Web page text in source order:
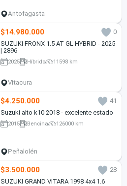
Antofagasta
$14.980.000
0
SUZUKI FRONX 1.5 AT GL HYBRID - 2025
| 2896
2025 Híbrido 11598 km
Vitacura
$4.250.000
41
Suzuki alto k10 2018 - excelente estado
2015 Bencina 126000 km
Peñalolén
$3.500.000
28
SUZUKI GRAND VITARA 1998 4x4 1.6